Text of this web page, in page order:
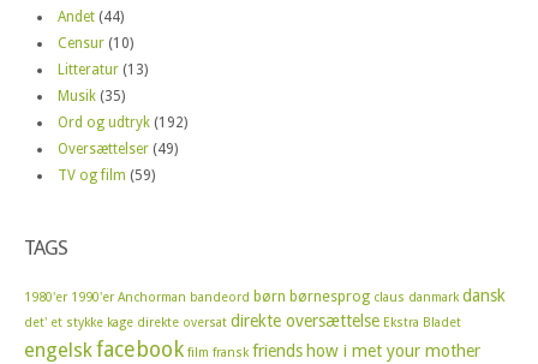
Andet (44)
Censur (10)
Litteratur (13)
Musik (35)
Ord og udtryk (192)
Oversættelser (49)
TV og film (59)
TAGS
1980'er 1990'er Anchorman bandeord børn børnesprog claus danmark dansk
det' et stykke kage direkte oversat direkte oversættelse Ekstra Bladet
engelskfacebook film fransk friends how i met your mother